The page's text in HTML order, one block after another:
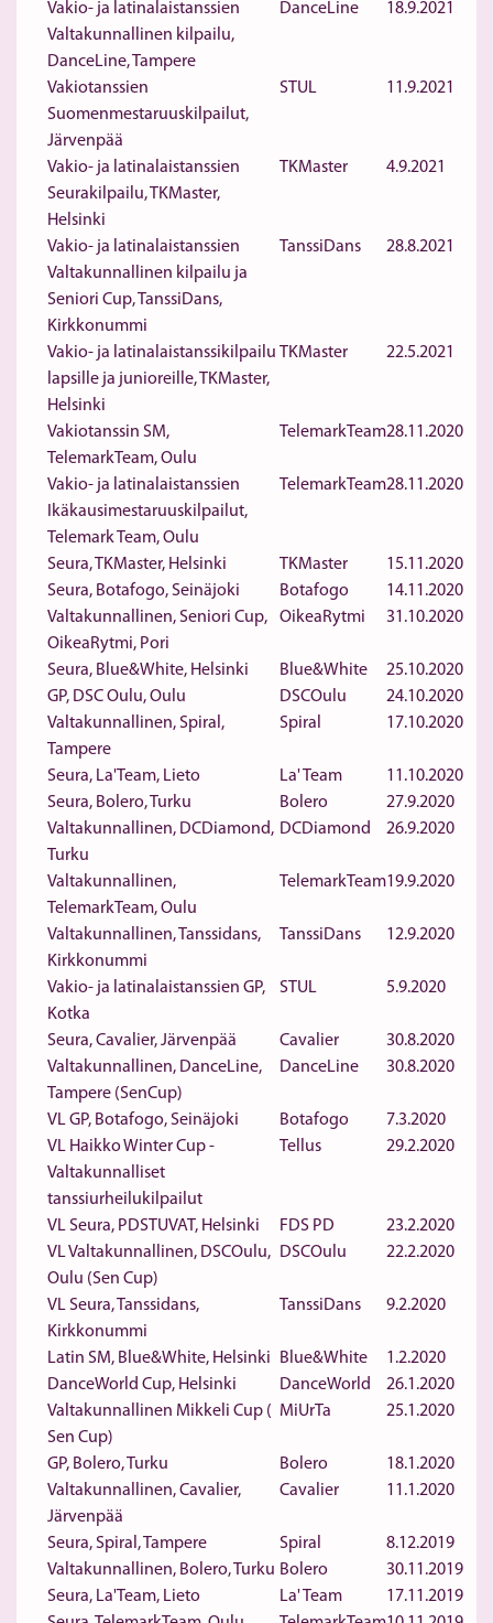
Vakio- ja latinalaistanssien
Valtakunnallinen kilpailu,
DanceLine, Tampere
DanceLine 18.9.2021
Vakiotanssien
Suomenmestaruuskilpailut,
Järvenpää
STUL 11.9.2021
Vakio- ja latinalaistanssien
Seurakilpailu, TKMaster,
Helsinki
TKMaster 4.9.2021
Vakio- ja latinalaistanssien
Valtakunnallinen kilpailu ja
Seniori Cup, TanssiDans,
Kirkkonummi
TanssiDans 28.8.2021
Vakio- ja latinalaistanssikilpailu
lapsille ja junioreille, TKMaster,
Helsinki
TKMaster 22.5.2021
Vakiotanssin SM,
TelemarkTeam, Oulu
TelemarkTeam28.11.2020
Vakio- ja latinalaistanssien
Ikäkausimestaruuskilpailut,
Telemark Team, Oulu
TelemarkTeam28.11.2020
Seura, TKMaster, Helsinki TKMaster
15.11.2020
Seura, Botafogo, Seinäjoki
Botafogo
14.11.2020
Valtakunnallinen, Seniori Cup,
OikeaRytmi, Pori
OikeaRytmi 31.10.2020
Seura, Blue&White, Helsinki Blue&White
25.10.2020
GP, DSC Oulu, Oulu
DSCOulu
24.10.2020
Valtakunnallinen, Spiral,
Tampere
Spiral 17.10.2020
Seura, La'Team, Lieto La' Team
11.10.2020
Seura, Bolero, Turku
Bolero
27.9.2020
Valtakunnallinen, DCDiamond,
Turku
DCDiamond 26.9.2020
Valtakunnallinen,
TelemarkTeam, Oulu
TelemarkTeam19.9.2020
Valtakunnallinen, Tanssidans,
Kirkkonummi
TanssiDans 12.9.2020
Vakio- ja latinalaistanssien GP,
Kotka
STUL 5.9.2020
Seura, Cavalier, Järvenpää Cavalier
30.8.2020
Valtakunnallinen, DanceLine,
Tampere (SenCup)
DanceLine 30.8.2020
VL GP, Botafogo, Seinäjoki Botafogo
7.3.2020
VL Haikko Winter Cup -
Valtakunnalliset
tanssiurheilukilpailut
Tellus 29.2.2020
VL Seura, PDSTUVAT, Helsinki FDS PD
23.2.2020
VL Valtakunnallinen, DSCOulu,
Oulu (Sen Cup)
DSCOulu 22.2.2020
VL Seura, Tanssidans,
Kirkkonummi
TanssiDans 9.2.2020
Latin SM, Blue&White, Helsinki Blue&White
1.2.2020
DanceWorld Cup, Helsinki
DanceWorld
26.1.2020
Valtakunnallinen Mikkeli Cup (
Sen Cup)
MiUrTa 25.1.2020
GP, Bolero, Turku Bolero
18.1.2020
Valtakunnallinen, Cavalier,
Järvenpää
Cavalier 11.1.2020
Seura, Spiral, Tampere Spiral
8.12.2019
Valtakunnallinen, Bolero, Turku Bolero
30.11.2019
Seura, La'Team, Lieto
La' Team
17.11.2019